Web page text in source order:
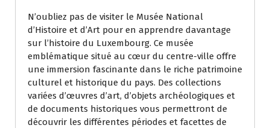
N’oubliez pas de visiter le Musée National
d’Histoire et d’Art pour en apprendre davantage
sur l’histoire du Luxembourg. Ce musée
emblématique situé au cœur du centre-ville offre
une immersion fascinante dans le riche patrimoine
culturel et historique du pays. Des collections
variées d’œuvres d’art, d’objets archéologiques et
de documents historiques vous permettront de
découvrir les différentes périodes et facettes de